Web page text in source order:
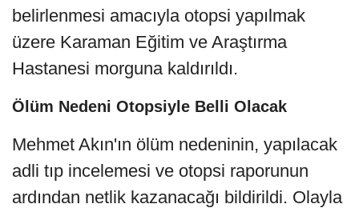
belirlenmesi amacıyla otopsi yapılmak
üzere Karaman Eğitim ve Araştırma
Hastanesi morguna kaldırıldı.
Ölüm Nedeni Otopsiyle Belli Olacak
Mehmet Akın'ın ölüm nedeninin, yapılacak
adli tıp incelemesi ve otopsi raporunun
ardından netlik kazanacağı bildirildi. Olayla